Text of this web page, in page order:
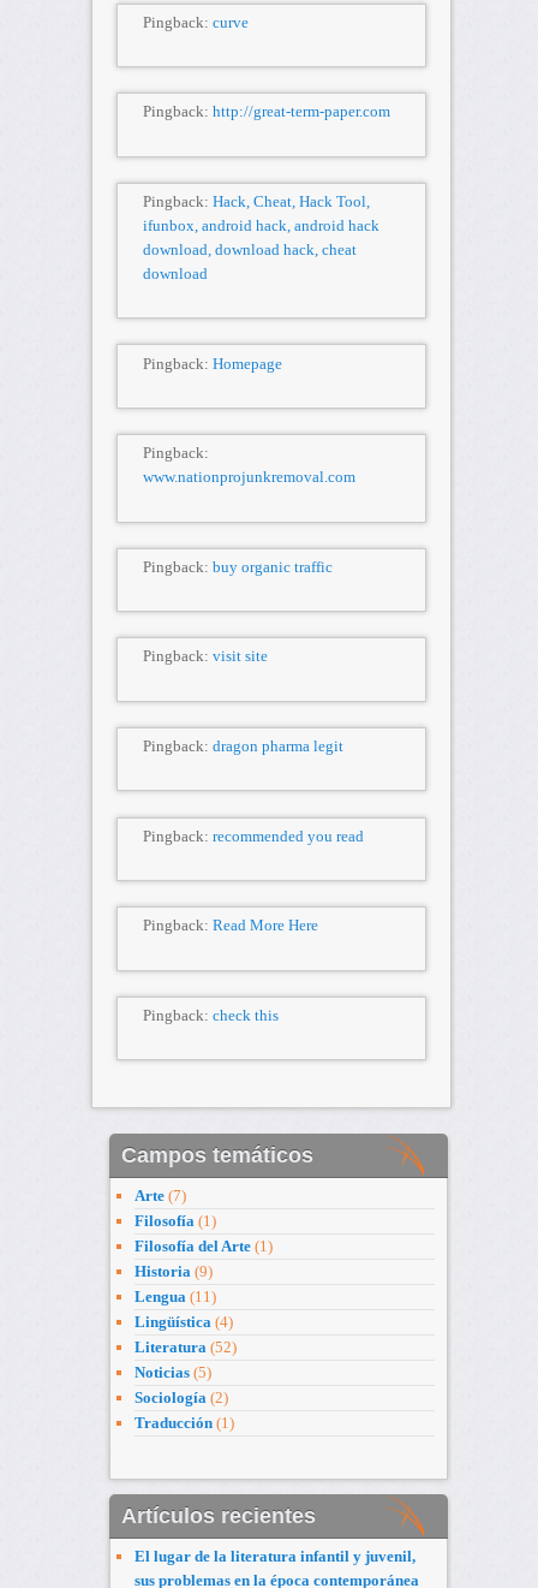
Pingback: curve
Pingback: http://great-term-paper.com
Pingback: Hack, Cheat, Hack Tool,
ifunbox, android hack, android hack
download, download hack, cheat
download
Pingback: Homepage
Pingback:
www.nationprojunkremoval.com
Pingback: buy organic traffic
Pingback: visit site
Pingback: dragon pharma legit
Pingback: recommended you read
Pingback: Read More Here
Pingback: check this
Campos temáticos
Arte(7)
Filosofía(1)
Filosofía del Arte(1)
Historia(9)
Lengua(11)
Lingüística(4)
Literatura(52)
Noticias(5)
Sociología(2)
Traducción(1)
Artículos recientes
El lugar de la literatura infantil y juvenil,
sus problemas en la época contemporánea